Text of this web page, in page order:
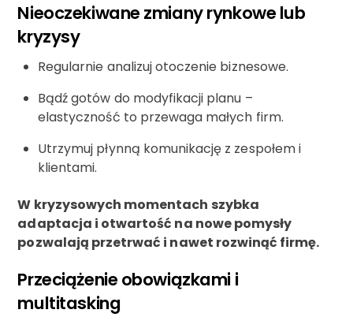
Nieoczekiwane zmiany rynkowe lub
kryzysy
Regularnie analizuj otoczenie biznesowe.
Bądź gotów do modyfikacji planu –
elastyczność to przewaga małych firm.
Utrzymuj płynną komunikację z zespołem i
klientami.
W kryzysowych momentach szybka
adaptacja i otwartość na nowe pomysły
pozwalają przetrwać i nawet rozwinąć firmę.
Przeciążenie obowiązkami i
multitasking